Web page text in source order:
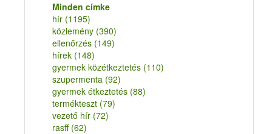
Minden címke
hír (1195)
közlemény (390)
ellenőrzés (149)
hírek (148)
gyermek közétkeztetés (110)
szupermenta (92)
gyermek étkeztetés (88)
termékteszt (79)
vezető hír (72)
rasff (62)